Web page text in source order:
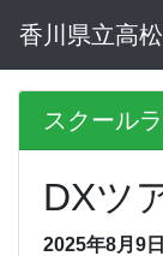
香川県立高
スクール
DXツ
2025年8月9